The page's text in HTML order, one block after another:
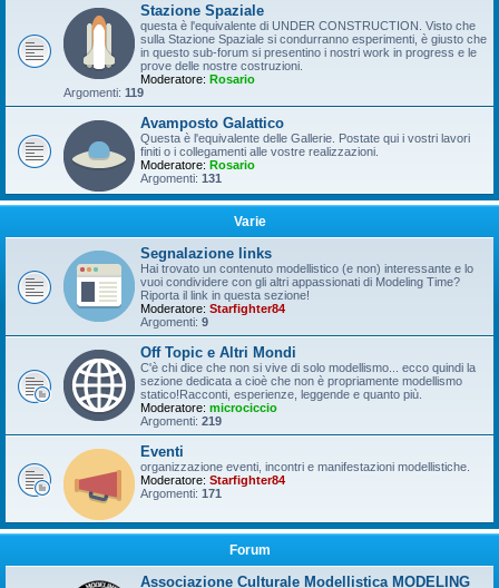
Stazione Spaziale
questa è l'equivalente di UNDER CONSTRUCTION. Visto che
sulla Stazione Spaziale si condurranno esperimenti, è giusto che
in questo sub-forum si presentino i nostri work in progress e le
prove delle nostre costruzioni.
Moderatore: Rosario
Argomenti: 119
Avamposto Galattico
Questa è l'equivalente delle Gallerie. Postate qui i vostri lavori
finiti o i collegamenti alle vostre realizzazioni.
Moderatore: Rosario
Argomenti: 131
Varie
Segnalazione links
Hai trovato un contenuto modellistico (e non) interessante e lo
vuoi condividere con gli altri appassionati di Modeling Time?
Riporta il link in questa sezione!
Moderatore: Starfighter84
Argomenti: 9
Off Topic e Altri Mondi
C'è chi dice che non si vive di solo modellismo... ecco quindi la
sezione dedicata a cioè che non è propriamente modellismo
statico!Racconti, esperienze, leggende e quanto più.
Moderatore: microciccio
Argomenti: 219
Eventi
organizzazione eventi, incontri e manifestazioni modellistiche.
Moderatore: Starfighter84
Argomenti: 171
Forum
Associazione Culturale Modellistica MODELING